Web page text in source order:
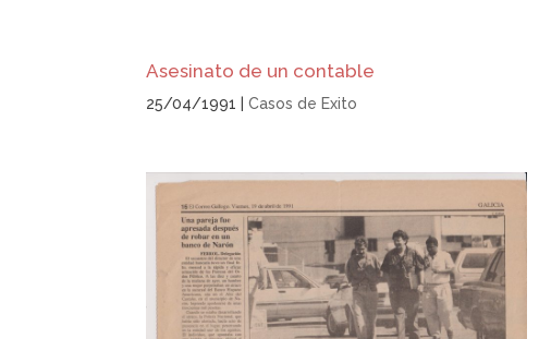
Asesinato de un contable
25/04/1991 |Casos de Exito